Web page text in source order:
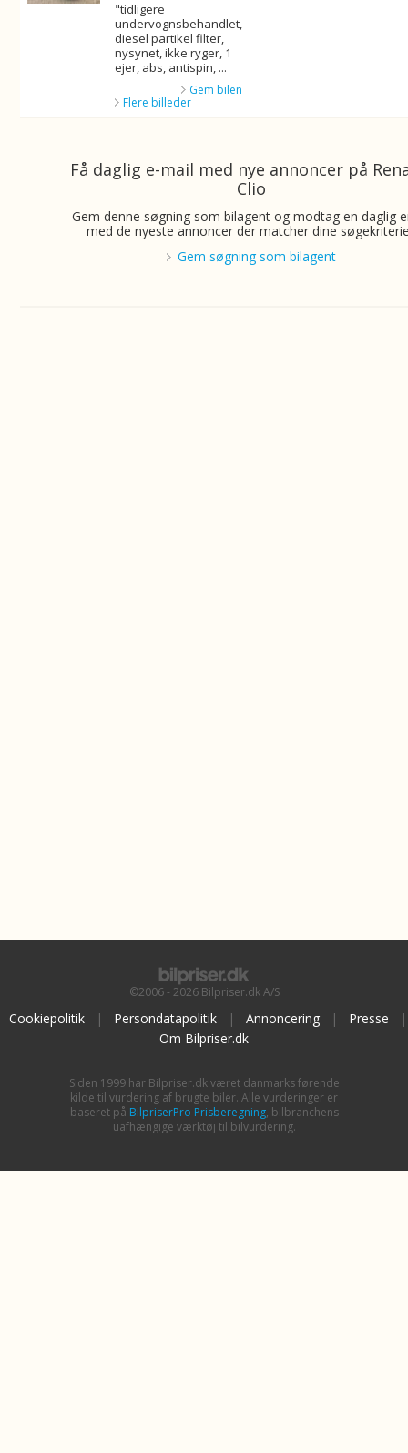
"tidligere
undervognsbehandlet,
diesel partikel filter,
nysynet, ikke ryger, 1
ejer, abs, antispin, ...
Gem bilen
Flere billeder
Få daglig e-mail med nye annoncer på
Clio
Gem denne søgning som bilagent og modtag en daglig
med de nyeste annoncer der matcher dine
Gem søgning som bilagent
©2006 - 2026 Bilpriser.dk A/S
Cookiepolitik | Persondatapolitik | Annoncering | Presse
|
Om Bilpriser.dk
Siden 1999 har Bilpriser.dk været danmarks førende
kilde til vurdering af brugte biler. Alle vurderinger er
baseret på BilpriserPro Prisberegning, bilbranchens
uafhængige værktøj til bilvurdering.